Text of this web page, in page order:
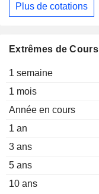
Plus de cotations
Extrêmes de Cours
1 semaine
1 mois
Année en cours
1 an
3 ans
5 ans
10 ans